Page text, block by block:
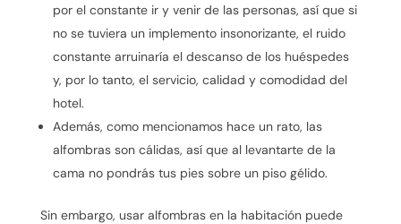
por el constante ir y venir de las personas, así que si
no se tuviera un implemento insonorizante, el ruido
constante arruinaría el descanso de los huéspedes
y, por lo tanto, el servicio, calidad y comodidad del
hotel.
Además, como mencionamos hace un rato, las
alfombras son cálidas, así que al levantarte de la
cama no pondrás tus pies sobre un piso gélido.
Sin embargo, usar alfombras en la habitación puede